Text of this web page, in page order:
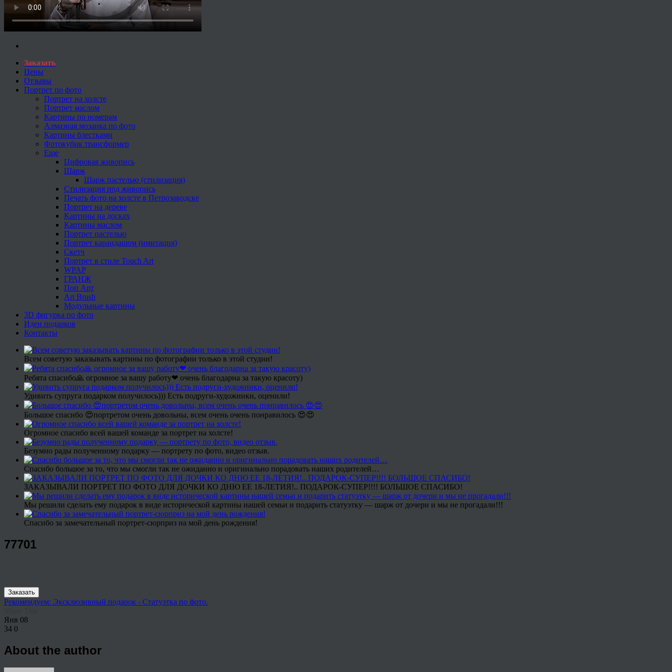
Заказать
Цены
Отзывы
Портрет по фото
Портрет на холсте
Портрет маслом
Картины по номерам
Алмазная мозаика по фото
Картины блестками
Фотокубик трансформер
Еще
Цифровая живопись
Шарж
Шарж пастелью (стилизация)
Стилизация под живопись
Печать фото на холсте в Петрозаводске
Портрет на дереве
Картины на досках
Картины маслом
Портрет пастелью
Портрет карандашом (имитация)
Скетч
Портрет в стиле Touch Art
WPAP
ГРАНЖ
Поп Арт
Art Brush
Модульные картины
3D фигурка по фото
Идеи подарков
Контакты
Всем советую заказывать картины по фотографии только в этой студии!
Ребята спасибо🙏 огромное за вашу работу❤ очень благодарна за такую красоту)
Удивить супруга подарком получилось))) Есть подруги-художники, оценили!
Большое спасибо 😍портретом очень довольны, всем очень очень понравилось 😍😍
Огромное спасибо всей вашей команде за портрет на холсте!
Безумно рады полученному подарку — портрету по фото, видео отзыв.
Спасибо большое за то, что мы смогли так не ожиданно и оригинально порадовать наших родителей…
ЗАКАЗЫВАЛИ ПОРТРЕТ ПО ФОТО ДЛЯ ДОЧКИ КО ДНЮ ЕЕ 18-ЛЕТИЯ!.. ПОДАРОК-СУПЕР!!!! БОЛЬШОЕ СПАСИБО!
Мы решили сделать ему подарок в виде исторической картины нашей семьи и подарить статуэтку — шарж от дочери и мы не прогадали!!!
Спасибо за замечательный портрет-сюрприз на мой день рождения!
77701
Заказать
Рекомендуем: Эксклюзивный подарок - Статуэтка по фото.
Янв 08
34 0
About the author